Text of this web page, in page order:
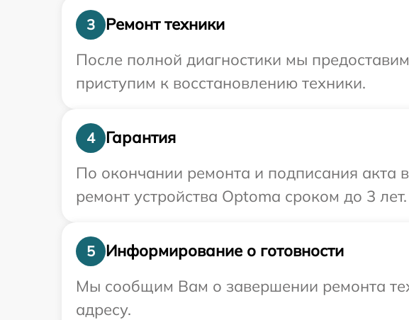
3
Ремонт техники
После полной диагностики мы
приступим к восстановлению техники.
4
Гарантия
По окончании ремонта и подписания
ремонт устройства Optoma сроком до 3 лет.
5
Информирование о готовности
Мы сообщим Вам о завершении ремонта
адресу.